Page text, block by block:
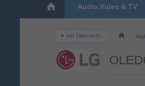
Audio,Video & TV
zur Übersicht